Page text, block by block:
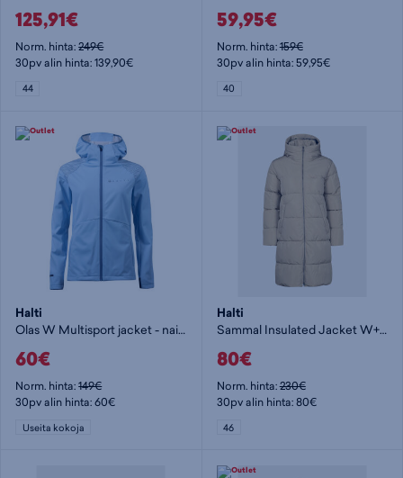
125,91€
Norm. hinta:249€
30pv alin hinta: 139,90€
44
59,95€
Norm. hinta:159€
30pv alin hinta: 59,95€
40
Halti
Olas W Multisport jacket - naisten softshelltakki
60€
Norm. hinta:149€
30pv alin hinta: 60€
Useita kokoja
Halti
Sammal Insulated Jacket W+ - naisten toppatakki
80€
Norm. hinta:230€
30pv alin hinta: 80€
46